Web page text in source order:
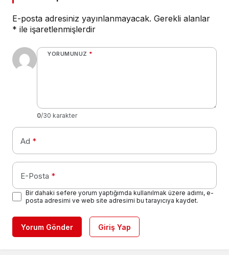
E-posta adresiniz yayınlanmayacak. Gerekli alanlar
* ile işaretlenmişlerdir
YORUMUNUZ *
0/30 karakter
Ad *
E-Posta *
Bir dahaki sefere yorum yaptığımda kullanılmak üzere adımı, e-
posta adresimi ve web site adresimi bu tarayıcıya kaydet.
Yorum Gönder Giriş Yap